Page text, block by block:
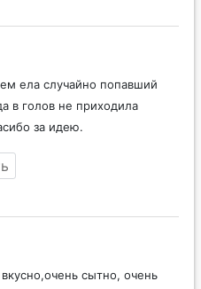
ела случайно попавший
в голов не приходила
за идею.
сытно, очень